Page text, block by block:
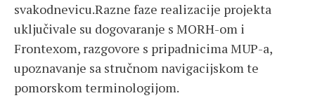
svakodnevicu.Razne faze realizacije projekta
uključivale su dogovaranje s MORH-om i
Frontexom, razgovore s pripadnicima MUP-a,
upoznavanje sa stručnom navigacijskom te
pomorskom terminologijom.